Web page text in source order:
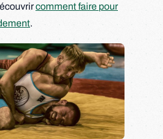
comment faire pour
.